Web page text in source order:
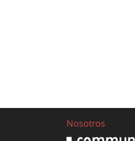
Nosotros